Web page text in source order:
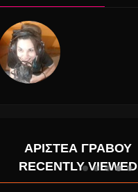
ΑΡΙΣΤΈΑ ΓΡΆΒΟΥ
RECENTLY VIEWED